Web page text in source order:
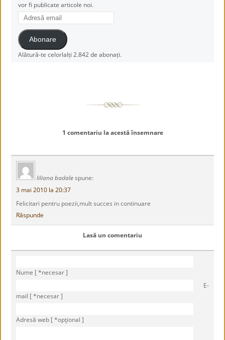
vor fi publicate articole noi.
Adresă
email
Abonare
Alătură-te celorlalți 2.842 de abonați.
1 comentariu la acestă însemnare
liliana badale spune:
3 mai 2010 la 20:37
Felicitari pentru poezii,mult succes in continuare
Răspunde
Lasă un comentariu
Nume [ *necesar ]
E-
mail [ *necesar ]
Adresă web [ *opţional ]